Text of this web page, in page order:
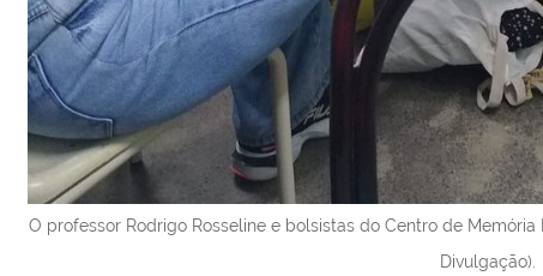
O professor Rodrigo Rosseline e bolsistas do Centro de
Divulgação).